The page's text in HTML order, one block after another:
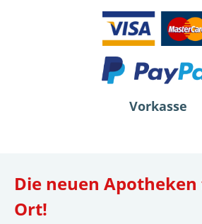
Vorkasse
Die neuen
Ort!